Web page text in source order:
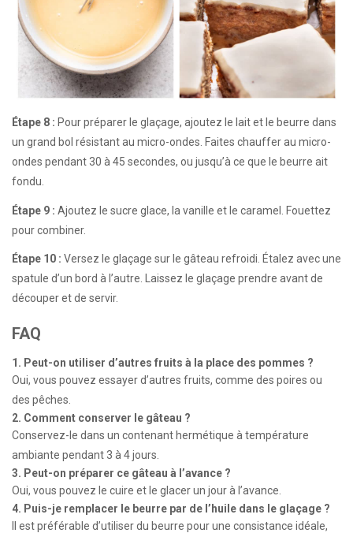
Étape 8 : Pour préparer le glaçage, ajoutez le lait et le beurre dans
un grand bol résistant au micro-ondes. Faites chauffer au micro-
ondes pendant 30 à 45 secondes, ou jusqu’à ce que le beurre ait
fondu.
Étape 9 : Ajoutez le sucre glace, la vanille et le caramel. Fouettez
pour combiner.
Étape 10 : Versez le glaçage sur le gâteau refroidi. Étalez avec une
spatule d’un bord à l’autre. Laissez le glaçage prendre avant de
découper et de servir.
FAQ
1. Peut-on utiliser d’autres fruits à la place des pommes ?
Oui, vous pouvez essayer d’autres fruits, comme des poires ou
des pêches.
2. Comment conserver le gâteau ?
Conservez-le dans un contenant hermétique à température
ambiante pendant 3 à 4 jours.
3. Peut-on préparer ce gâteau à l’avance ?
Oui, vous pouvez le cuire et le glacer un jour à l’avance.
4. Puis-je remplacer le beurre par de l’huile dans le glaçage ?
Il est préférable d’utiliser du beurre pour une consistance idéale,